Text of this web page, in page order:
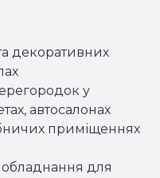
декоративних
у
автосалонах
приміщеннях
обладнання для